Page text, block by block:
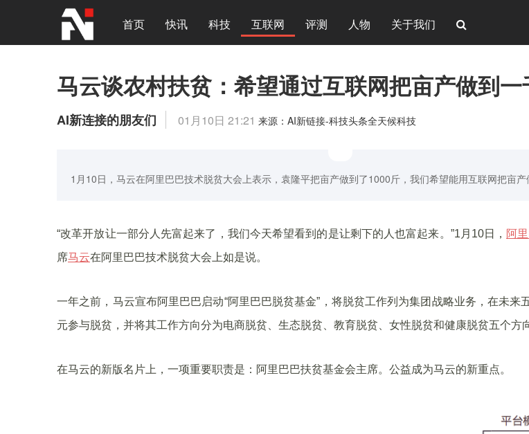
首页 快讯 科技 互联网 评测 人物 关于我们
马云谈农村扶贫：希望通过互联网把亩产做到
AI新连接的朋友们 01月10日 21:21 来源：AI新链接-科技头条全天候科技
1月10日，马云在阿里巴巴技术脱贫大会上表示，袁隆平把亩产做到了1000斤，我们希望能用互联网把亩产
“改革开放让一部分人先富起来了，我们今天希望看到的是让剩下的人也富起来。”1月10日， 阿
席马云在阿里巴巴技术脱贫大会上如是说。
一年之前，马云宣布阿里巴巴启动“阿里巴巴脱贫基金”，将脱贫工作列为集团战略业务，在未来
元参与脱贫，并将其工作方向分为电商脱贫、生态脱贫、教育脱贫、女性脱贫和健康脱贫五个方
在马云的新版名片上，一项重要职责是：阿里巴巴扶贫基金会主席。公益成为马云的新重点。